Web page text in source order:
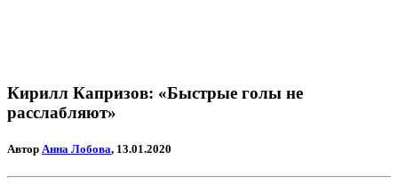
Кирилл Капризов: «Быстрые голы не
расслабляют»
Автор Анна Лобова, 13.01.2020